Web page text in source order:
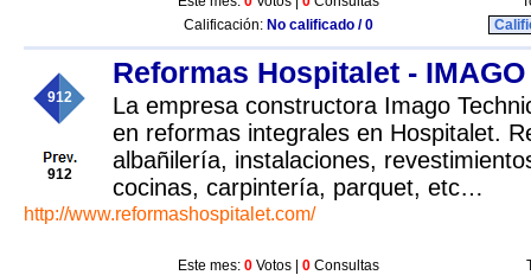
Calificación: No calificado / 0
912
912
Reformas Hospitalet - IMAGO
La empresa constructora Imago
en reformas integrales en Hospitalet.
albañilería, instalaciones,
cocinas, carpintería, parquet, etc…
http://www.reformashospitalet.com/
Este mes: 0 Votos | 0 Consultas